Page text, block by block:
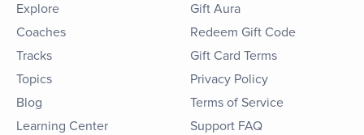
Explore
Coaches
Tracks
Topics
Blog
Learning Center
Gift Aura
Redeem Gift Code
Gift Card Terms
Privacy Policy
Terms of Service
Support FAQ